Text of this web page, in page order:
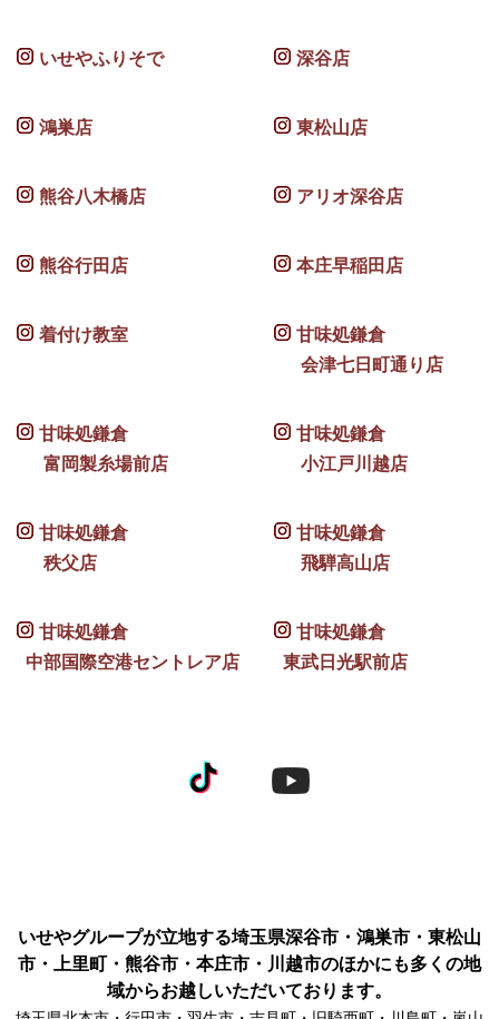
いせやふりそで 深谷店
鴻巣店 東松山店
熊谷八木橋店 アリオ深谷店
熊谷行田店 本庄早稲田店
着付け教室
甘味処鎌倉
会津七日町通り店
甘味処鎌倉
富岡製糸場前店
甘味処鎌倉
小江戸川越店
甘味処鎌倉
秩父店
甘味処鎌倉
飛騨高山店
甘味処鎌倉
中部国際空港セントレア店
甘味処鎌倉
東武日光駅前店
いせやグループが立地する埼玉県深谷市・鴻巣市・東松山
市・上里町・熊谷市・本庄市・川越市のほかにも多くの地
域からお越しいただいております。